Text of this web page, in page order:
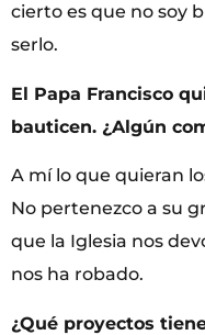
cierto es que no soy
serlo.
El Papa Francisco
bauticen. ¿Algún
A mí lo que quieran
No pertenezco a su
que la Iglesia nos
nos ha robado.
¿Qué proyectos